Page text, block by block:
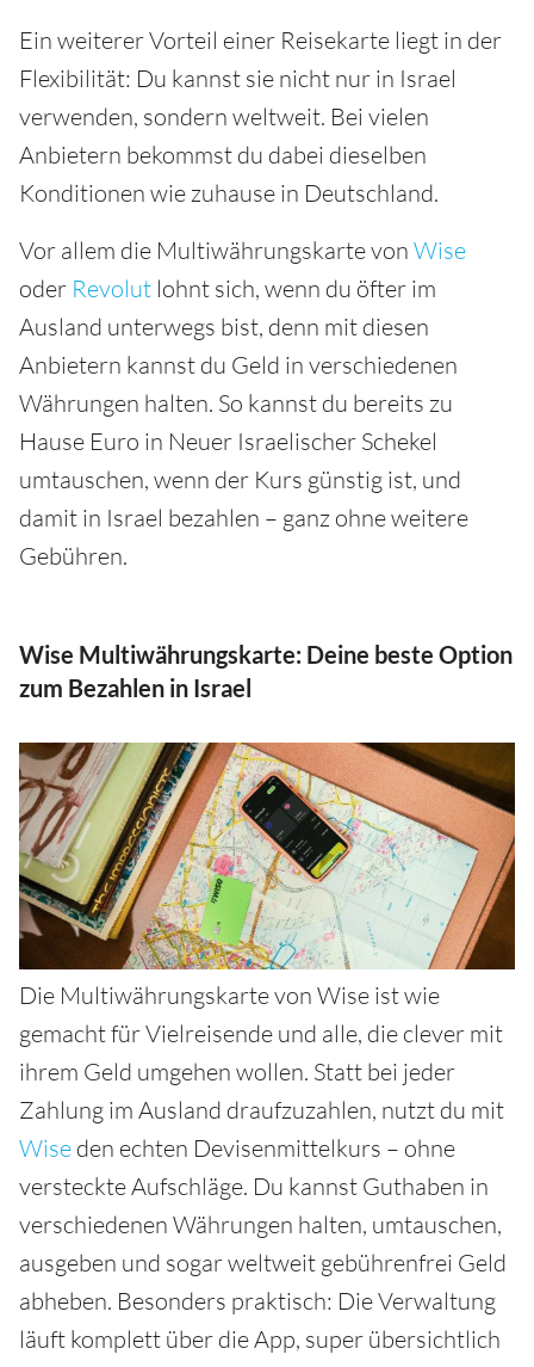
Ein weiterer Vorteil einer Reisekarte liegt in der
Flexibilität: Du kannst sie nicht nur in Israel
verwenden, sondern weltweit. Bei vielen
Anbietern bekommst du dabei dieselben
Konditionen wie zuhause in Deutschland.
Vor allem die Multiwährungskarte von Wise
oder Revolut lohnt sich, wenn du öfter im
Ausland unterwegs bist, denn mit diesen
Anbietern kannst du Geld in verschiedenen
Währungen halten. So kannst du bereits zu
Hause Euro in Neuer Israelischer Schekel
umtauschen, wenn der Kurs günstig ist, und
damit in Israel bezahlen – ganz ohne weitere
Gebühren.
Wise Multiwährungskarte: Deine beste Option
zum Bezahlen in Israel
Die Multiwährungskarte von Wise ist wie
gemacht für Vielreisende und alle, die clever mit
ihrem Geld umgehen wollen. Statt bei jeder
Zahlung im Ausland draufzuzahlen, nutzt du mit
Wise den echten Devisenmittelkurs – ohne
versteckte Aufschläge. Du kannst Guthaben in
verschiedenen Währungen halten, umtauschen,
ausgeben und sogar weltweit gebührenfrei Geld
abheben. Besonders praktisch: Die Verwaltung
läuft komplett über die App, super übersichtlich